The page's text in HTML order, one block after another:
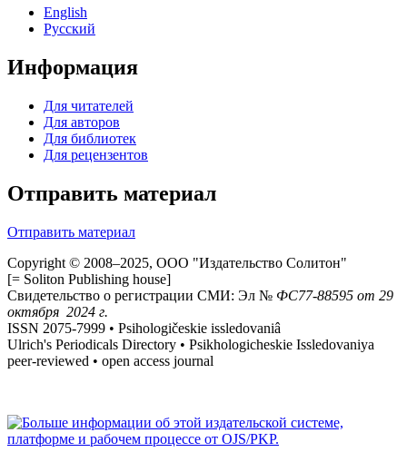
English
Русский
Информация
Для читателей
Для авторов
Для библиотек
Для рецензентов
Отправить материал
Отправить материал
Copyright © 2008–2025, ООО "Издательство Солитон"
[= Soliton Publishing house]
Свидетельство о регистрации СМИ: Эл № ФС77-88595 от 29
октября 2024 г.
ISSN 2075-7999 • Psihologičeskie issledovaniâ
Ulrich's Periodicals Directory • Psikhologicheskie Issledovaniya
peer-reviewed • open access journal